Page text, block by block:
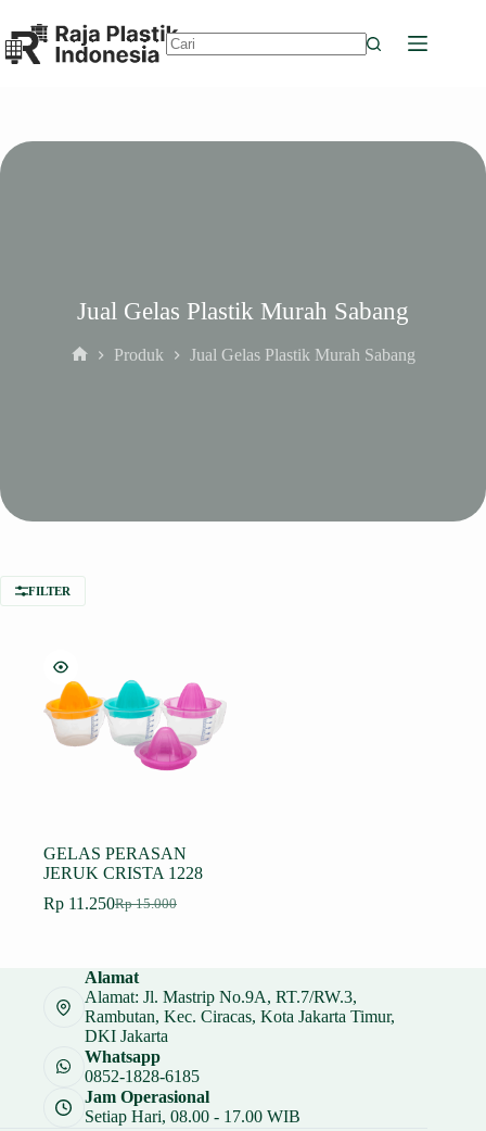
to
content
Jual Gelas Plastik Murah Sabang
Produk Jual Gelas Plastik Murah Sabang
FILTER
GELAS PERASAN
JERUK CRISTA 1228
Rp15.000
Harga
Rp 15.000.
Rp 11.250Harga
adalah:
Rp 11.250.
Alamat
Alamat: Jl. Mastrip No.9A, RT.7/RW.3,
Rambutan, Kec. Ciracas, Kota Jakarta Timur,
DKI Jakarta
Whatsapp
0852-1828-6185
Jam Operasional
Setiap Hari, 08.00 - 17.00 WIB